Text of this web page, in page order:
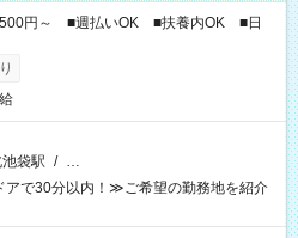
円～ ■週払いOK ■扶養内OK ■日
袋駅 / …
で30分以内！≫ご希望の勤務地を紹介